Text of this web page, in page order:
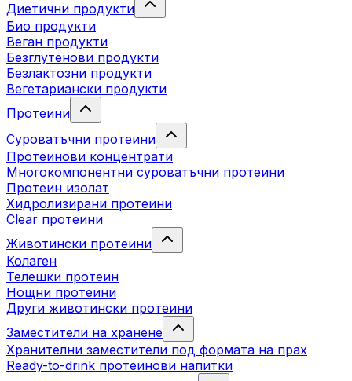
Диетични продукти
Био продукти
Веган продукти
Безглутенови продукти
Безлактозни продукти
Вегетариански продукти
Протеини
Суроватъчни протеини
Протеинови концентрати
Многокомпонентни суроватъчни протеини
Протеин изолат
Хидролизирани протеини
Clear протеини
Животински протеини
Колаген
Телешки протеин
Нощни протеини
Други животински протеини
Заместители на хранене
Хранителни заместители под формата на прах
Ready-to-drink протеинови напитки